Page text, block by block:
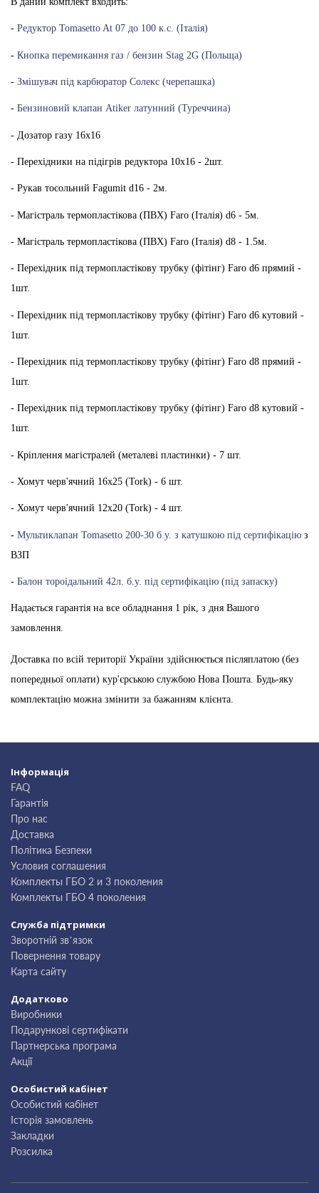
- Редуктор Tomasetto At 07 до 100 к.с. (Італія)
- Кнопка перемикання газ / бензин Stag 2G (Польща)
- Змішувач під карбюратор Солекс (черепашка)
- Бензиновий клапан Atiker латунний (Туреччина)
- Дозатор газу 16х16
- Перехідники на підігрів редуктора 10х16 - 2шт.
- Рукав тосольний Fagumit d16 - 2м.
- Магістраль термопластікова (ПВХ) Faro (Італія) d6 - 5м.
- Магістраль термопластікова (ПВХ) Faro (Італія) d8 - 1.5м.
- Перехідник під термопластікову трубку (фітінг) Faro d6 прямий -
1шт.
- Перехідник під термопластікову трубку (фітінг) Faro d6 кутовий -
1шт.
- Перехідник під термопластікову трубку (фітінг) Faro d8 прямий -
1шт.
- Перехідник під термопластікову трубку (фітінг) Faro d8 кутовий -
1шт.
- Кріплення магістралей (металеві пластинки) - 7 шт.
- Хомут черв'ячний 16х25 (Tork) - 6 шт.
- Хомут черв'ячний 12х20 (Tork) - 4 шт.
- Мультиклапан Tomasetto 200-30 б.у. з катушкою під сертифікацію з
ВЗП
- Балон тороідальний 42л. б.у. під сертифікацію (під запаску)
Надається гарантія на все обладнання 1 рік, з дня Вашого
замовлення.
Доставка по всій території України здійснюється післяплатою (без
попередньої оплати) кур'єрською службою Нова Пошта. Будь-яку
комплектацію можна змінити за бажанням клієнта.
Інформація
FAQ
Гарантія
Про нас
Доставка
Політика Безпеки
Условия соглашения
Комплекты ГБО 2 и 3 поколения
Комплекты ГБО 4 поколения
Служба підтримки
Зворотній зв’язок
Повернення товару
Карта сайту
Додатково
Виробники
Подарункові сертифікати
Партнерська програма
Акції
Особистий кабінет
Особистий кабінет
Історія замовлень
Закладки
Розсилка